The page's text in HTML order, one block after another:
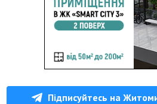
Підписуйтесь на